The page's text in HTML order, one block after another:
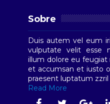
Sobre
Duis autem vel eum
vulputate velit esse
illum dolore eu feugiat
et accumsan et iusto
praesent luptatum
Read More